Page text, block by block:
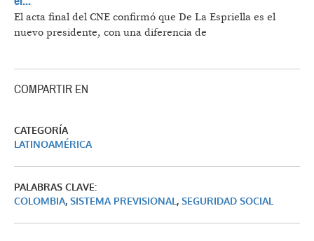
El acta final del CNE confirmó que De La Espriella es el
nuevo presidente, con una diferencia de
COMPARTIR EN
CATEGORÍA
LATINOAMÉRICA
PALABRAS CLAVE:
COLOMBIA, SISTEMA PREVISIONAL, SEGURIDAD SOCIAL